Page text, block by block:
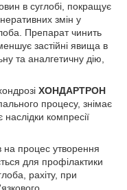
в суглобі, покращує
змін у
Препарат чинить
застійні явища в
та аналгетичну дію,
ХОНДАРТРОН
процесу, знімає
компресії
на процес утворення
для профілактики
рахіту, при